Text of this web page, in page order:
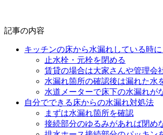
記事の内容
キッチンの床から水漏れしている時
止水栓・元栓を閉める
賃貸の場合は大家さんや管理会
水漏れ箇所の確認後は漏れた水
水道メーターで床下の水漏れが
自分でできる床からの水漏れ対処法
まずは水漏れ箇所を確認
接続部分のゆるみがあれば閉め